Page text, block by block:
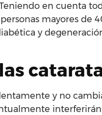
en cuenta
mayores de
y
y no
interferirán